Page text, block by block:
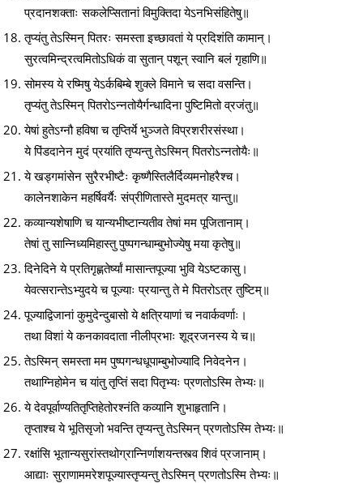
प्रदानशक्ताः सकलेप्सितानां विमुक्तिदा येऽनभिसंहितेषु॥
तृप्यंतु तेऽस्मिन् पितरः समस्ता इच्छावतां ये प्रदिशंति कामान्।
सुरत्वमिन्द्रत्वमितोऽधिकं वा सुतान् पशून् स्वानि बलं गृहाणि॥
सोमस्य ये रष्मिषु येऽर्कबिम्बे शुक्ले विमाने च सदा वसन्ति।
तृप्यंतु तेऽस्मिन् पितरोऽन्नतोयैर्गन्धादिना पुष्टिमितो व्रजंतु॥
येषां हुतेऽग्नौ हविषा च तृप्तिर्ये भुञ्जते विप्रशरीरसंस्था।
ये पिंडदानेन मुदं प्रयांति तृप्यन्तु तेऽस्मिन् पितरोऽन्नतोयैः॥
ये खड्गमांसेन सुरैरभीष्टैः कृष्णैस्तिलैर्दिव्यमनोहरैश्च।
कालेनशाकेन महर्षिवर्यैः संप्रीणितास्ते मुदमत्र यान्तु॥
कव्यान्यशेषाणि च यान्यभीष्टान्यतीव तेषां मम पूजितानाम्।
तेषां तु सान्निध्यमिहास्तु पुष्पगन्धाम्बुभोज्येषु मया कृतेषु॥
दिनेदिने ये प्रतिगृह्णतेर्ष्यां मासान्तपूज्या भुवि येऽष्टकासु।
येवत्सरान्तेऽभ्युदये च पूज्याः प्रयान्तु ते मे पितरोऽत्र तुष्टिम्॥
पूज्याद्विजानां कुमुदेन्दुबासो ये क्षत्रियाणां च नवार्कवर्णाः।
तथा विशां ये कनकावदाता नीलीप्रभाः शूद्रजनस्य ये च॥
तेऽस्मिन् समस्ता मम पुष्पगन्धधूपाम्बुभोज्यादि निवेदनेन।
तथाग्निहोमेन च यांतु तृप्तिं सदा पितृभ्यः प्रणतोऽस्मि तेभ्यः॥
ये देवपूर्वाण्यतितृप्तिहेतोरश्नंति कव्यानि शुभाहृतानि।
तृप्ताश्च ये भूतिसृजो भवन्ति तृप्यन्तु तेऽस्मिन् प्रणतोऽस्मि तेभ्यः॥
रक्षांसि भूतान्यसुरांस्तथोग्रान्निर्णाशयन्तस्त्व शिवं प्रजानाम्।
आद्याः सुराणाममरेशपूज्यास्तृप्यन्तु तेऽस्मिन् प्रणतोऽस्मि तेभ्यः॥